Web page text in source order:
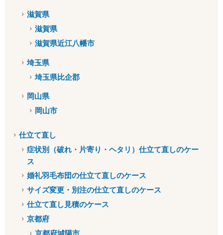
滋賀県
滋賀県
滋賀県近江八幡市
埼玉県
埼玉県比企郡
岡山県
岡山市
仕立て直し
症状別（破れ・片寄り・ヘタリ）仕立て直しのケー
ス
婚礼羽毛布団の仕立て直しのケース
サイズ変更・別注の仕立て直しのケース
仕立て直し見積のケース
京都府
京都府城陽市